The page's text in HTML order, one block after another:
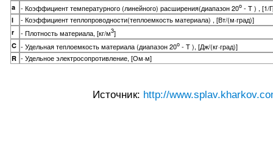
a - Коэффициент температурного (линейного) расширения(диапазон 20o - T ) , [1/
l - Коэффициент теплопроводности(теплоемкость материала) , [Вт/(м·град)]
r - Плотность материала, [кг/м3]
C - Удельная теплоемкость материала (диапазон 20o - T ), [Дж/(кг·град)]
R - Удельное электросопротивление, [Ом·м]
Источник: http://